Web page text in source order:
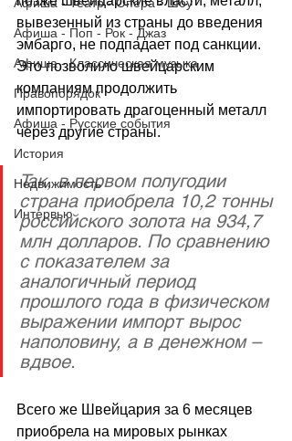
Афиша - Поп - Рок - Джаз
Афиша - Классическая музыка
Правопорядок
Афиша - Русские события
История
Недвижимость
Интервью
вывезенный из страны до введения
эмбарго, не подпадает под санкции.
Это позволило швейцарским
компаниям продолжить
импортировать драгоценный металл
через другие страны.
Так, в первом полугодии
страна приобрела 10,2 тонны
российского золота на 934,7
млн долларов. По сравнению
с показателем за
аналогичный период
прошлого года в физическом
выражении импорт вырос
наполовину, а в денежном –
вдвое.
Всего же Швейцария за 6 месяцев
приобрела на мировых рынках